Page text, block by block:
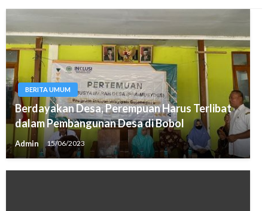
BERITA UMUM
Berdayakan Desa, Perempuan Harus Terlibat
dalam Pembangunan Desa di Bobol
Admin 15/06/2023